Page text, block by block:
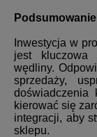
Podsumowanie
Inwestycja w
jest kluczowa
wędliny.
sprzedaży,
doświadczenia
kierować się
integracji, aby
sklepu.